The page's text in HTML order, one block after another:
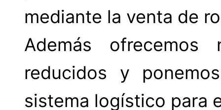
mediante la venta de
Además
reducidos y
sistema logístico para